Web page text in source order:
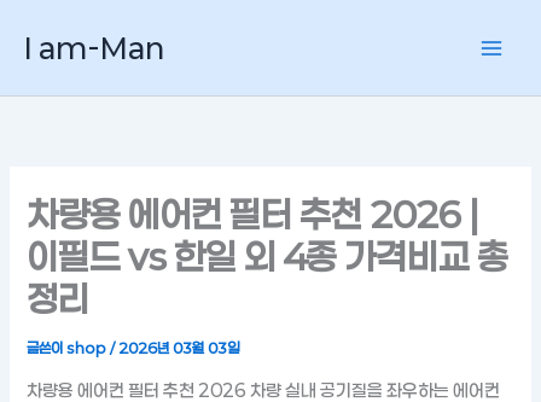
로
I am-Man
차량용 에어컨 필터 추천 2026 |
이필드 vs 한일 외 4종 가격비교 총
정리
글쓴이shop/2026년 03월 03일
차량용 에어컨 필터 추천 2026 차량 실내 공기질을 좌우하는 에어컨